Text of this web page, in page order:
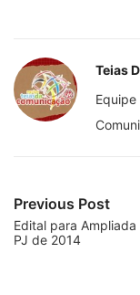
Teias
Previous Post
Edital para Ampliada
PJ de 2014